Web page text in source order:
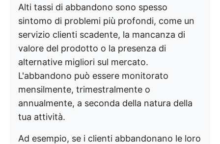
Alti tassi di abbandono sono spesso
sintomo di problemi più profondi, come un
servizio clienti scadente, la mancanza di
valore del prodotto o la presenza di
alternative migliori sul mercato.
L'abbandono può essere monitorato
mensilmente, trimestralmente o
annualmente, a seconda della natura della
tua attività.
Ad esempio, se i clienti abbandonano le loro